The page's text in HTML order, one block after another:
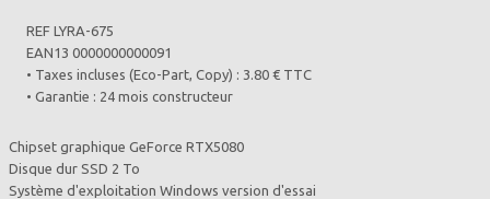
REF LYRA-675
EAN13 0000000000091
• Taxes incluses (Eco-Part, Copy) : 3.80 € TTC
• Garantie : 24 mois constructeur
Chipset graphique GeForce RTX5080
Disque dur SSD 2 To
Système d'exploitation Windows version d'essai